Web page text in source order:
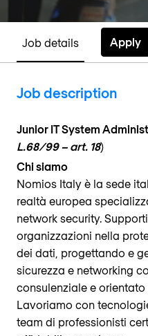
Job details Apply
Job description
Junior IT System
L.68/99 – art. 18)
Chi siamo
Nomios Italy è la sede
realtà europea
network security.
organizzazioni nella
dei dati, progettando e
sicurezza e networking
consulenziale e
Lavoriamo con
team di professionisti